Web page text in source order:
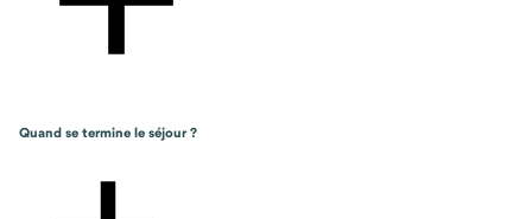
Quand se termine le séjour ?